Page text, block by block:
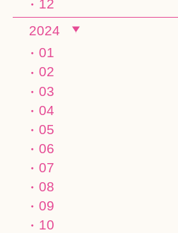
12
2024
01
02
03
04
05
06
07
08
09
10